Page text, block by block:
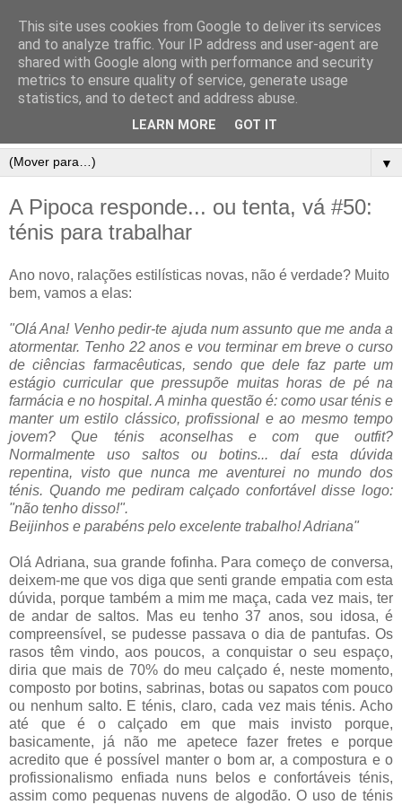
▼
A Pipoca responde... ou tenta, vá #50:
ténis para trabalhar
Ano novo, ralações estilísticas novas, não é verdade? Muito
bem, vamos a elas:
"Olá Ana! Venho pedir-te ajuda num assunto que me anda a
atormentar. Tenho 22 anos e vou terminar em breve o curso
de ciências farmacêuticas, sendo que dele faz parte um
estágio curricular que pressupõe muitas horas de pé na
farmácia e no hospital. A minha questão é: como usar ténis e
manter um estilo clássico, profissional e ao mesmo tempo
jovem? Que ténis aconselhas e com que outfit?
Normalmente uso saltos ou botins... daí esta dúvida
repentina, visto que nunca me aventurei no mundo dos
ténis. Quando me pediram calçado confortável disse logo:
"não tenho disso!".
Beijinhos e parabéns pelo excelente trabalho! Adriana"
Olá Adriana, sua grande fofinha. Para começo de conversa,
deixem-me que vos diga que senti grande empatia com esta
dúvida, porque também a mim me maça, cada vez mais, ter
de andar de saltos. Mas eu tenho 37 anos, sou idosa, é
compreensível, se pudesse passava o dia de pantufas. Os
rasos têm vindo, aos poucos, a conquistar o seu espaço,
diria que mais de 70% do meu calçado é, neste momento,
composto por botins, sabrinas, botas ou sapatos com pouco
ou nenhum salto. E ténis, claro, cada vez mais ténis. Acho
até que é o calçado em que mais invisto porque,
basicamente, já não me apetece fazer fretes e porque
acredito que é possível manter o bom ar, a compostura e o
profissionalismo enfiada nuns belos e confortáveis ténis,
assim como pequenas nuvens de algodão. O uso de ténis
This site uses cookies from Google to deliver its services
and to analyze traffic. Your IP address and user-agent are
shared with Google along with performance and security
metrics to ensure quality of service, generate usage
statistics, and to detect and address abuse.
LEARN MORE GOT IT